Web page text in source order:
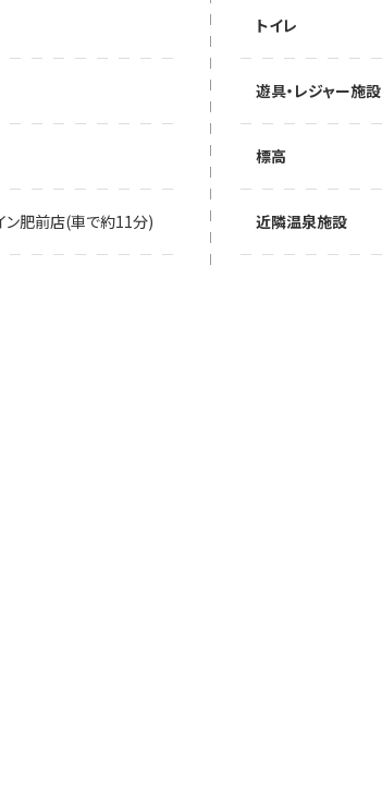
トイレ
遊具・レジャー施設
標高
ン肥前店(車で約11分) 近隣温泉施設